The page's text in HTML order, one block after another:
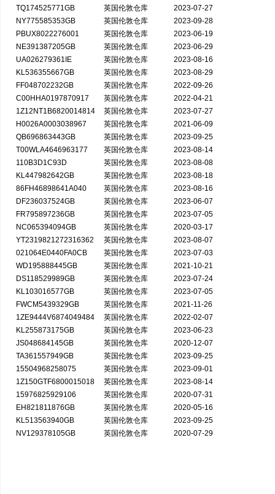
TQ174525771GB
英国伦敦仓库
2023-07-27
NY775585353GB
英国伦敦仓库
2023-09-28
PBUX8022276001
英国伦敦仓库
2023-06-19
NE391387205GB
英国伦敦仓库
2023-06-29
UA026279361IE
英国伦敦仓库
2023-08-16
KL536355667GB
英国伦敦仓库
2023-08-29
FF048702232GB
英国伦敦仓库
2022-09-26
C00HHA0197870917
英国伦敦仓库
2022-04-21
1Z12NT1B6820014814
英国伦敦仓库
2023-07-27
H0026A0003038967
英国伦敦仓库
2021-06-09
QB696863443GB
英国伦敦仓库
2023-09-25
T00WLA4646963177
英国伦敦仓库
2023-08-14
110B3D1C93D
英国伦敦仓库
2023-08-08
KL447982642GB
英国伦敦仓库
2023-08-18
86FH46898641A040
英国伦敦仓库
2023-08-16
DF236037524GB
英国伦敦仓库
2023-06-07
FR795897236GB
英国伦敦仓库
2023-07-05
NC065394094GB
英国伦敦仓库
2020-03-17
YT2319821272316362
英国伦敦仓库
2023-08-07
021064E0440FA0CB
英国伦敦仓库
2023-07-03
WD195888445GB
英国伦敦仓库
2021-10-21
DS118529989GB
英国伦敦仓库
2023-07-24
KL103016577GB
英国伦敦仓库
2023-07-05
FWCM5439329GB
英国伦敦仓库
2021-11-26
1ZE9444V6874049484
英国伦敦仓库
2022-02-07
KL255873175GB
英国伦敦仓库
2023-06-23
JS048684145GB
英国伦敦仓库
2020-12-07
TA361557949GB
英国伦敦仓库
2023-09-25
15504968258075
英国伦敦仓库
2023-09-01
1Z150GTF6800015018
英国伦敦仓库
2023-08-14
15976825929106
英国伦敦仓库
2020-07-31
EH821811876GB
英国伦敦仓库
2020-05-16
KL513563940GB
英国伦敦仓库
2023-09-25
NV129378105GB
英国伦敦仓库 2020-07-29